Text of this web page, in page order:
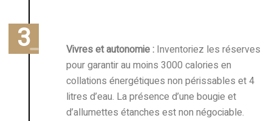
Vivres et autonomie : Inventoriez les réserves
pour garantir au moins 3000 calories en
collations énergétiques non périssables et 4
litres d’eau. La présence d’une bougie et
d’allumettes étanches est non négociable.